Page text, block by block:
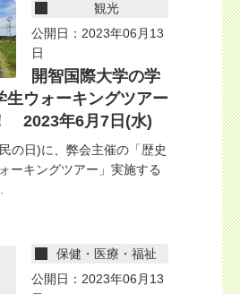
観光
公開日：2023年06月13
日
開智国際大学の学
生ウォーキングツアー
2023年6月7日(水)
の日)に、弊会主催の「歴史
ーキングツアー」実施する
保健・医療・福祉
公開日：2023年06月13